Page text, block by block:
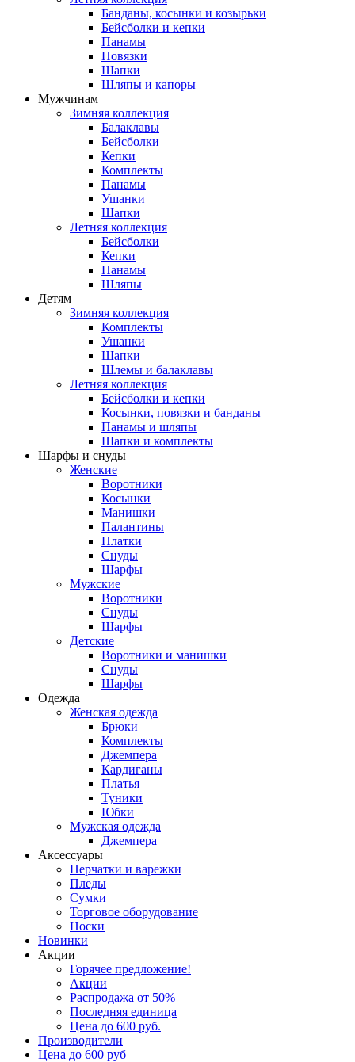
Банданы, косынки и козырьки
Бейсболки и кепки
Панамы
Повязки
Шапки
Шляпы и капоры
Мужчинам
Зимняя коллекция
Балаклавы
Бейсболки
Кепки
Комплекты
Панамы
Ушанки
Шапки
Летняя коллекция
Бейсболки
Кепки
Панамы
Шляпы
Детям
Зимняя коллекция
Комплекты
Ушанки
Шапки
Шлемы и балаклавы
Летняя коллекция
Бейсболки и кепки
Косынки, повязки и банданы
Панамы и шляпы
Шапки и комплекты
Шарфы и снуды
Женские
Воротники
Косынки
Манишки
Палантины
Платки
Снуды
Шарфы
Мужские
Воротники
Снуды
Шарфы
Детские
Воротники и манишки
Снуды
Шарфы
Одежда
Женская одежда
Брюки
Комплекты
Джемпера
Кардиганы
Платья
Туники
Юбки
Мужская одежда
Джемпера
Аксессуары
Перчатки и варежки
Пледы
Сумки
Торговое оборудование
Носки
Новинки
Акции
Горячее предложение!
Акции
Распродажа от 50%
Последняя единица
Цена до 600 руб.
Производители
Цена до 600 руб